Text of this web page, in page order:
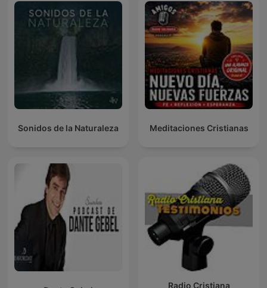
Sonidos de la Naturaleza Meditaciones Cristianas
Radio Cristiana